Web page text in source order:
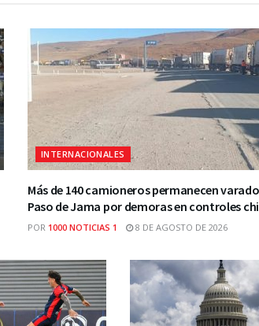
INTERNACIONALES
Más de 140 camioneros permanecen
Paso de Jama por demoras en controles
POR 1000 NOTICIAS 1 8 DE AGOSTO DE 2026